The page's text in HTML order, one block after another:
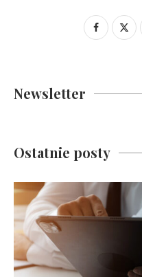
Newsletter
Ostatnie posty